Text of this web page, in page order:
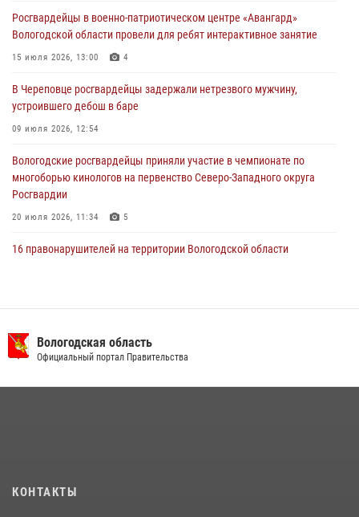
31 июля 2026, 06:43
В Вологде стартовал Чемпионат Северо-Западного округа
29 июля 2026, 13:20
Росгвардейцы в военно-патриотическом центре «Авангард»
Вологодской области провели для ребят интерактивное занятие
15 июля 2026, 13:00 4
В Череповце росгвардейцы задержали нетрезвого мужчину,
устроившего дебош в баре
09 июля 2026, 12:54
Вологодские росгвардейцы приняли участие в чемпионате по
многоборью кинологов на первенство Северо-Западного округа
Росгвардии
20 июля 2026, 11:34 5
16 правонарушителей на территории Вологодской области
В Великом Устюге росгвардейцы задержали мужчин, устроивших
стрельбу
Росгвардии в Вологодской области
Вологодская область
Официальный портал Правительства
КОНТАКТЫ